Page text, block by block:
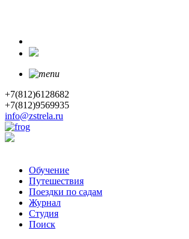
+7(812)6128682
+7(812)9569935
info@zstrela.ru
Обучение
Путешествия
Поездки по садам
Журнал
Студия
Поиск